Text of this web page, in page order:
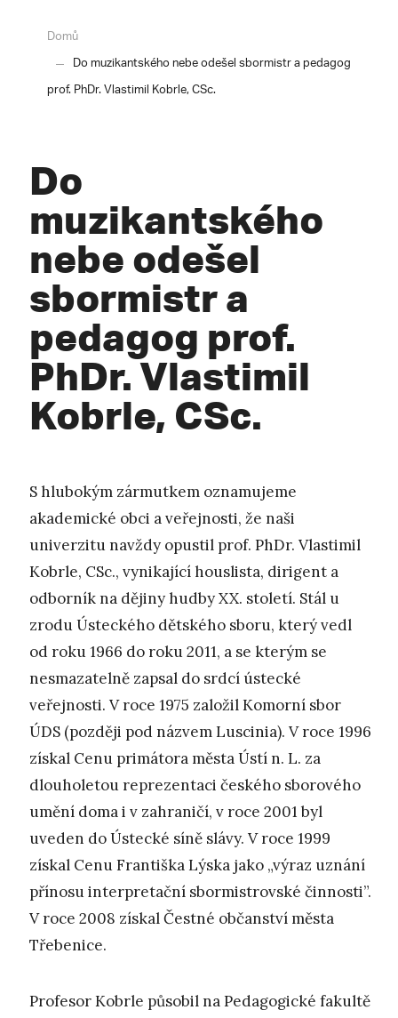
Domů
Do muzikantského nebe odešel sbormistr a pedagog
prof. PhDr. Vlastimil Kobrle, CSc.
Do
muzikantského
nebe odešel
sbormistr a
pedagog prof.
PhDr. Vlastimil
Kobrle, CSc.
S hlubokým zármutkem oznamujeme
akademické obci a veřejnosti, že naši
univerzitu navždy opustil prof. PhDr. Vlastimil
Kobrle, CSc., vynikající houslista, dirigent a
odborník na dějiny hudby XX. století. Stál u
zrodu Ústeckého dětského sboru, který vedl
od roku 1966 do roku 2011, a se kterým se
nesmazatelně zapsal do srdcí ústecké
veřejnosti. V roce 1975 založil Komorní sbor
ÚDS (později pod názvem Luscinia). V roce 1996
získal Cenu primátora města Ústí n. L. za
dlouholetou reprezentaci českého sborového
umění doma i v zahraničí, v roce 2001 byl
uveden do Ústecké síně slávy. V roce 1999
získal Cenu Františka Lýska jako „výraz uznání
přínosu interpretační sbormistrovské činnosti”.
V roce 2008 získal Čestné občanství města
Třebenice.
Profesor Kobrle působil na Pedagogické fakultě